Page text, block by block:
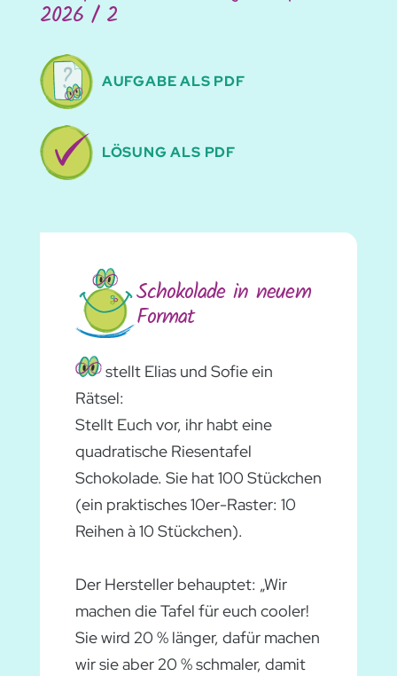
2026 / 2
AUFGABE ALS PDF
LÖSUNG ALS PDF
Schokolade in neuem
Format
stellt Elias und Sofie ein
Rätsel:
Stellt Euch vor, ihr habt eine
quadratische Riesentafel
Schokolade. Sie hat 100 Stückchen
(ein praktisches 10er-Raster: 10
Reihen à 10 Stückchen).
Der Hersteller behauptet: „Wir
machen die Tafel für euch cooler!
Sie wird 20 % länger, dafür machen
wir sie aber 20 % schmaler, damit